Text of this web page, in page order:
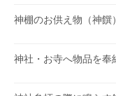
神棚のお供え物（神饌
神社・お寺へ物品を奉